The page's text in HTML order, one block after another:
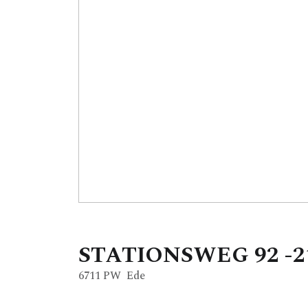
STATIONSWEG 92 -
6711 PW Ede